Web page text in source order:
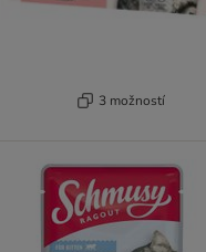
3 možností